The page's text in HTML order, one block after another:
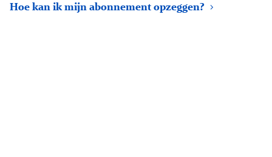
Hoe kan ik mijn abonnement opzeggen?